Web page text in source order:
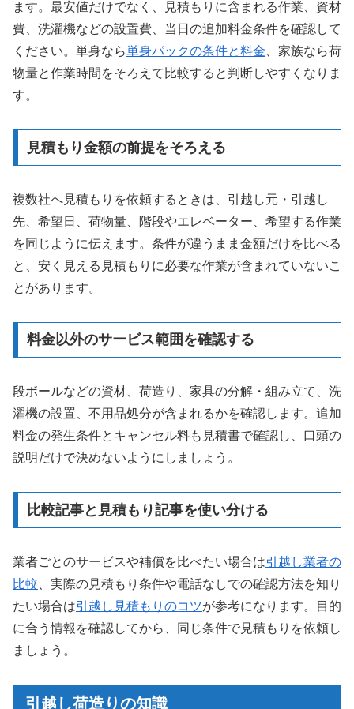
ます。最安値だけでなく、見積もりに含まれる作業、資材
費、洗濯機などの設置費、当日の追加料金条件を確認して
ください。単身なら単身パックの条件と料金 、家族なら荷
物量と作業時間をそろえて比較すると判断しやすくなりま
す。
見積もり金額の前提をそろえる
複数社へ見積もりを依頼するときは、引越し元・引越し
先、希望日、荷物量、階段やエレベーター、希望する作業
を同じように伝えます。条件が違うまま金額だけを比べる
と、安く見える見積もりに必要な作業が含まれていないこ
とがあります。
料金以外のサービス範囲を確認する
段ボールなどの資材、荷造り、家具の分解・組み立て、洗
濯機の設置、不用品処分が含まれるかを確認します。追加
料金の発生条件とキャンセル料も見積書で確認し、口頭の
説明だけで決めないようにしましょう。
比較記事と見積もり記事を使い分ける
業者ごとのサービスや補償を比べたい場合は引越し業者の
比較 、実際の見積もり条件や電話なしでの確認方法を知り
たい場合は引越し見積もりのコツが参考になります。目的
に合う情報を確認してから、同じ条件で見積もりを依頼し
ましょう。
引越し荷造りの知識